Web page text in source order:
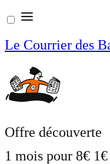
Aller
au
contenu
Le Courrier des
Offre découverte
1 mois pour 8€ 1€